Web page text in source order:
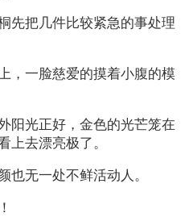
先把几件比较紧急的事处理
，一脸慈爱的摸着小腹的模
阳光正好，金色的光芒笼在
上去漂亮极了。
也无一处不鲜活动人。